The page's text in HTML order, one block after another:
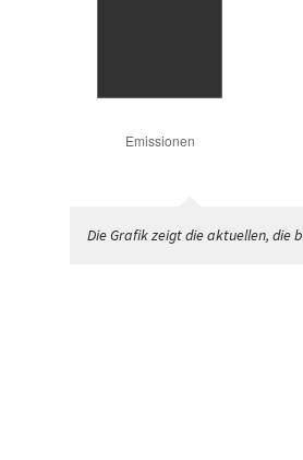
Die Grafik zeigt die aktuellen, die